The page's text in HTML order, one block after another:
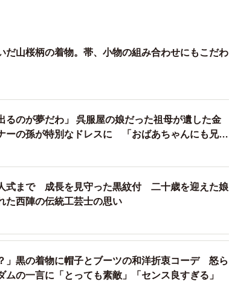
だ山桜柄の着物。帯、小物の組み合わせにもこだわ
るのが夢だわ」 呉服屋の娘だった祖母が遺した金
の孫が特別なドレスに 「おばあちゃんにも兄の
式まで 成長を見守った黒紋付 二十歳を迎えた娘
た西陣の伝統工芸士の思い
」黒の着物に帽子とブーツの和洋折衷コーデ 怒ら
の一言に「とっても素敵」「センス良すぎる」